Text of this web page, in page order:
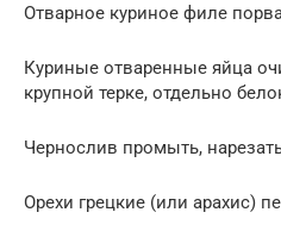
Отварное куриное филе
Куриные отваренные яйца
крупной терке, отдельно
Чернослив промыть,
Орехи грецкие (или арахис)